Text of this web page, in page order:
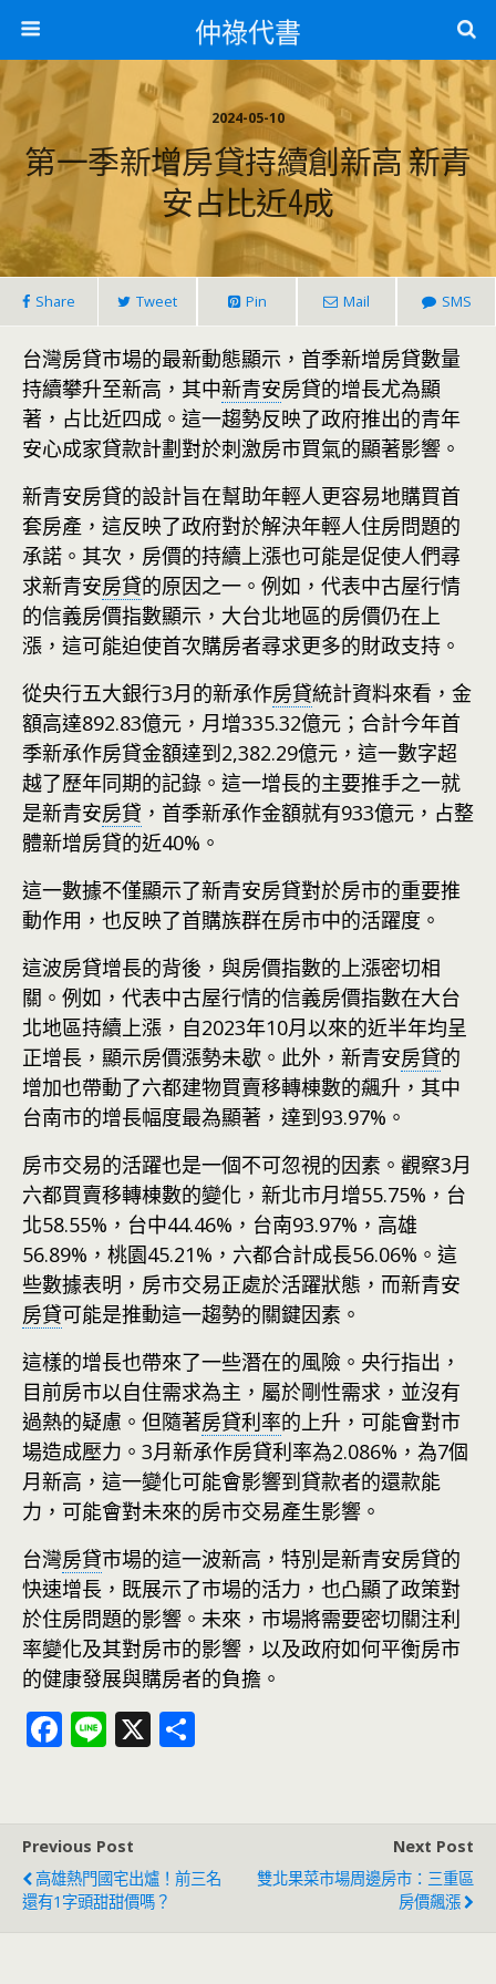
仲祿代書
2024-05-10
第一季新增房貸持續創新高 新青
安占比近4成
Share Tweet Pin Mail SMS
台灣房貸市場的最新動態顯示，首季新增房貸數量
持續攀升至新高，其中新青安房貸的增長尤為顯
著，占比近四成。這一趨勢反映了政府推出的青年
安心成家貸款計劃對於刺激房市買氣的顯著影響。
新青安房貸的設計旨在幫助年輕人更容易地購買首
套房產，這反映了政府對於解決年輕人住房問題的
承諾。其次，房價的持續上漲也可能是促使人們尋
求新青安房貸的原因之一。例如，代表中古屋行情
的信義房價指數顯示，大台北地區的房價仍在上
漲，這可能迫使首次購房者尋求更多的財政支持。
從央行五大銀行3月的新承作房貸統計資料來看，金
額高達892.83億元，月增335.32億元；合計今年首
季新承作房貸金額達到2,382.29億元，這一數字超
越了歷年同期的記錄。這一增長的主要推手之一就
是新青安房貸 ，首季新承作金額就有933億元，占整
體新增房貸的近40%。
這一數據不僅顯示了新青安房貸對於房市的重要推
動作用，也反映了首購族群在房市中的活躍度。
這波房貸增長的背後，與房價指數的上漲密切相
關。例如，代表中古屋行情的信義房價指數在大台
北地區持續上漲，自2023年10月以來的近半年均呈
正增長，顯示房價漲勢未歇。此外，新青安房貸的
增加也帶動了六都建物買賣移轉棟數的飆升，其中
台南市的增長幅度最為顯著，達到93.97%。
房市交易的活躍也是一個不可忽視的因素。觀察3月
六都買賣移轉棟數的變化，新北市月增55.75%，台
北58.55%，台中44.46%，台南93.97%，高雄
56.89%，桃園45.21%，六都合計成長56.06%。這
些數據表明，房市交易正處於活躍狀態，而新青安
房貸可能是推動這一趨勢的關鍵因素。
這樣的增長也帶來了一些潛在的風險。央行指出，
目前房市以自住需求為主，屬於剛性需求，並沒有
過熱的疑慮。但隨著房貸利率的上升，可能會對市
場造成壓力。3月新承作房貸利率為2.086%，為7個
月新高，這一變化可能會影響到貸款者的還款能
力，可能會對未來的房市交易產生影響。
台灣房貸市場的這一波新高，特別是新青安房貸的
快速增長，既展示了市場的活力，也凸顯了政策對
於住房問題的影響。未來，市場將需要密切關注利
率變化及其對房市的影響，以及政府如何平衡房市
的健康發展與購房者的負擔。
F
b
o
o
Li X
Previous Post
高雄熱門國宅出爐！前三名
還有1字頭甜甜價嗎？
Next Post
雙北果菜市場周邊房市：三重區
房價飆漲